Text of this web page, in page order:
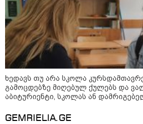
- თუ
გოგონა,
გადავცემ"
დედა
18:21 / 07-08-
"ვიდეოს
თითქოს
- 12 წლის
ბიჭის
ხედავს თუ არა სკოლა
გამოცდებზე მიღებულ ქულებს და
აბიტურიენტი, სკოლას ან
GEMRIELIA.GE